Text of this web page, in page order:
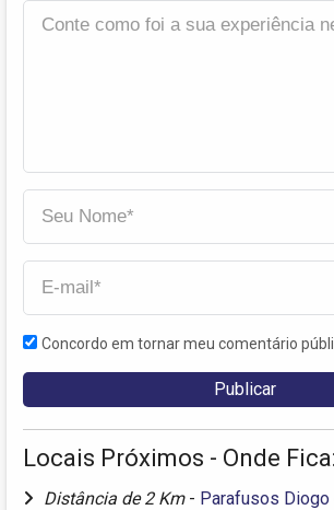
Concordo em tornar meu comentário
Locais Próximos - Onde Fica:
Distância de 2 Km - Parafusos Diogo